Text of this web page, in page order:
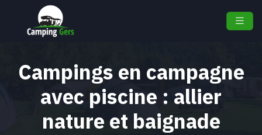
Campings en campagne
avec piscine : allier
nature et baignade